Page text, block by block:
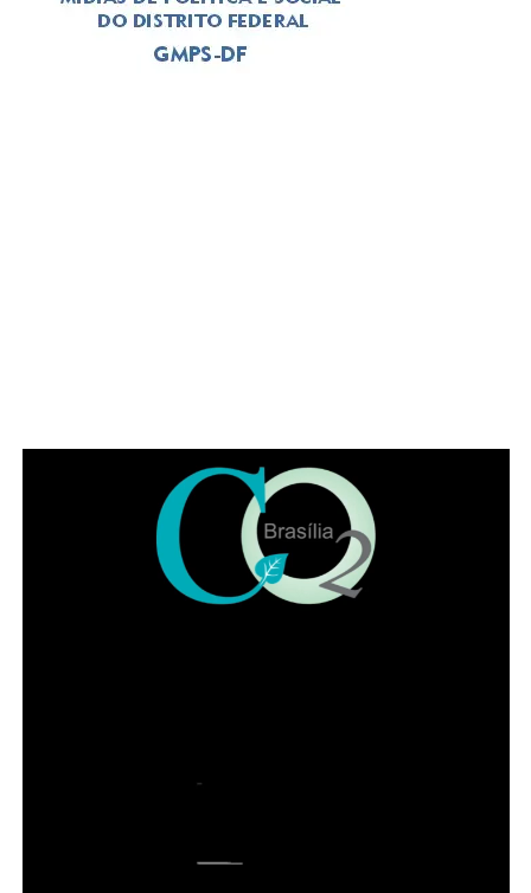
A divulgação das ações de acolhimento segue o que foi
decidido pelo Supremo Tribunal Federal (STF) no âmbito